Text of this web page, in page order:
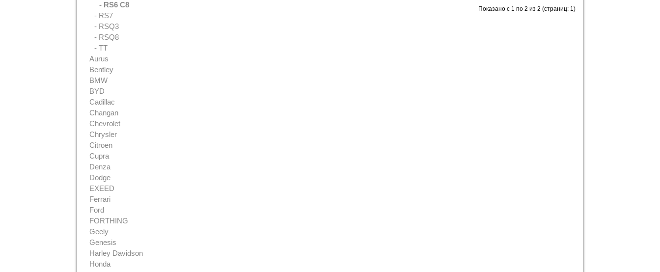
- RS6 C8
- RS7
- RSQ3
- RSQ8
- TT
Aurus
Bentley
BMW
BYD
Cadillac
Changan
Chevrolet
Chrysler
Citroen
Cupra
Denza
Dodge
EXEED
Ferrari
Ford
FORTHING
Geely
Genesis
Harley Davidson
Honda
Показано с 1 по 2 из 2 (страниц: 1)